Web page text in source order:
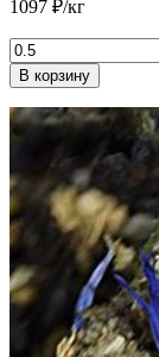
1097 ₽/кг
Количество
товара
Vitality
-
Gelidus
("Ледяной")
В корзину